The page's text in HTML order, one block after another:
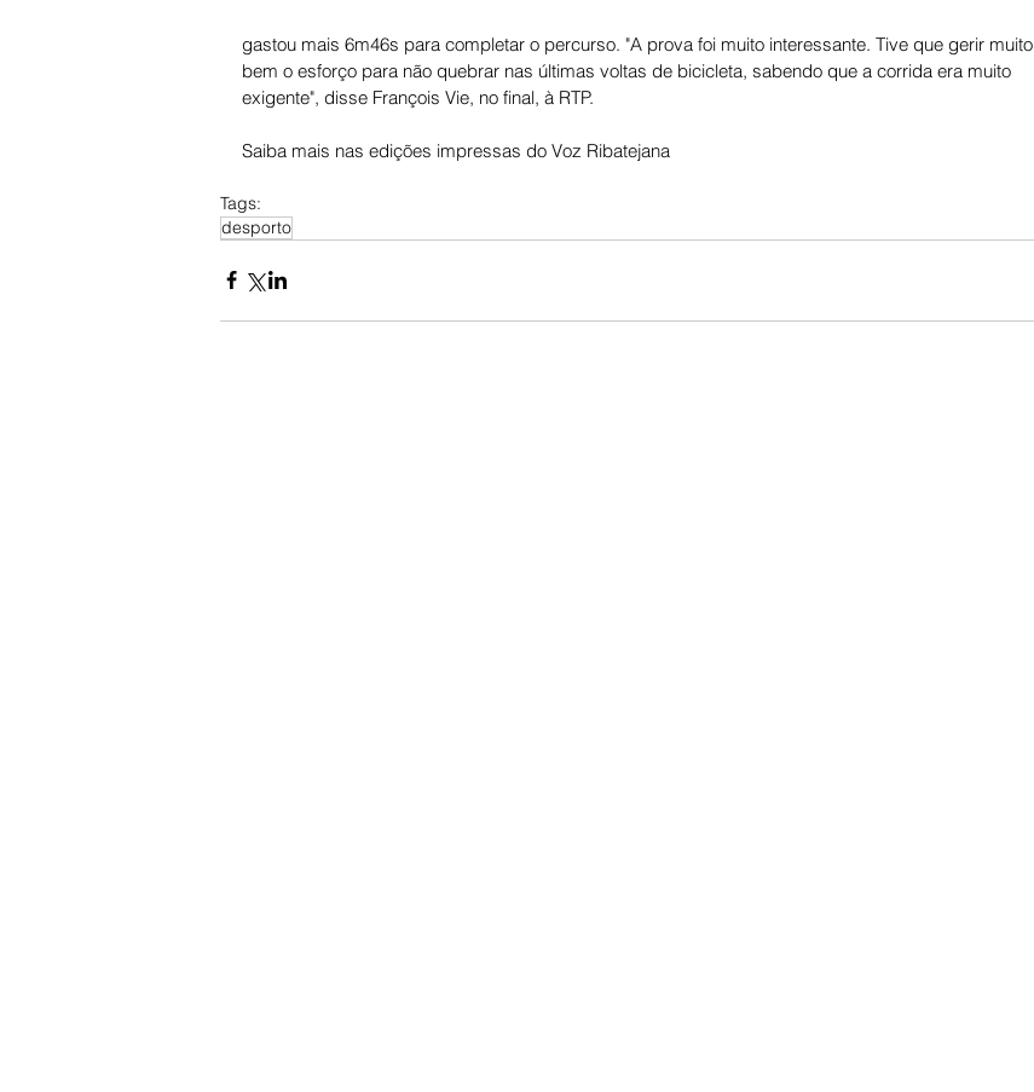
gastou mais 6m46s para completar o percurso. "A prova foi muito interessante. Tive que gerir muito
bem o esforço para não quebrar nas últimas voltas de bicicleta, sabendo que a corrida era muito
exigente", disse François Vie, no final, à RTP.
Saiba mais nas edições impressas do Voz Ribatejana
Tags:
desporto